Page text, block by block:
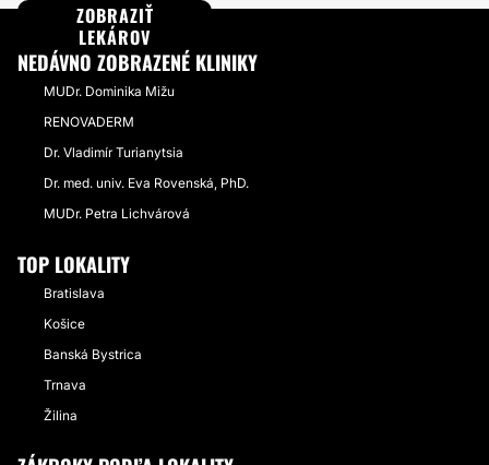
ZOBRAZIŤ
LEKÁROV
NEDÁVNO ZOBRAZENÉ KLINIKY
MUDr. Dominika Mižu
RENOVADERM
Dr. Vladimír Turianytsia
Dr. med. univ. Eva Rovenská, PhD.
MUDr. Petra Lichvárová
TOP LOKALITY
Bratislava
Košice
Banská Bystrica
Trnava
Žilina